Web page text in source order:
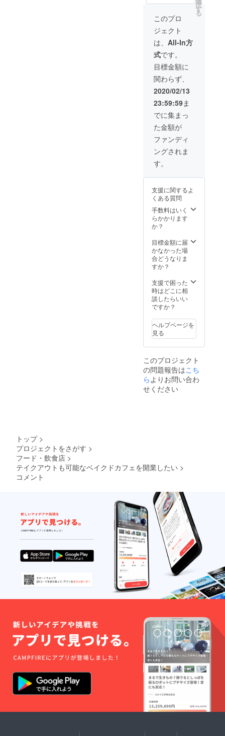
お届け
択
す
る
このプロ
ジェクト
は、 All-In方
式です。
目標金額に
関わらず、
2020/02/13
23:59:59ま
でに集まっ
た金額が
ファンディ
ングされま
す。
支援に関するよ
くある質問
手数料はいく
らかかります
か？
目標金額に届
かなかった場
合どうなりま
すか？
支援で困った
時はどこに相
談したらいい
ですか？
ヘルプページを
見る
このプロジェクト
の問題報告はこち
ら よりお問い合わ
せください
トップ >
プロジェクトをさがす >
フード・飲食店 >
テイクアウトも可能なベイクドカフェを開業したい >
コメント